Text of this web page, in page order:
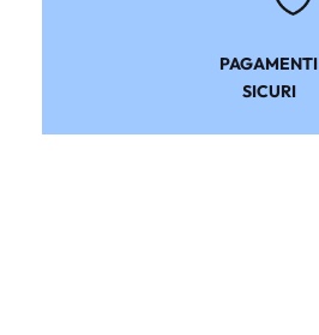
PAGAMENTI
SICURI